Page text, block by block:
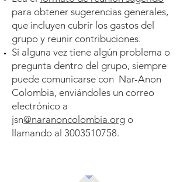
para obtener sugerencias generales,
que incluyen cubrir los gastos del
grupo y reunir contribuciones.
Si alguna vez tiene algún problema o
pregunta dentro del grupo, siempre
puede comunicarse con Nar-Anon
Colombia, enviándoles un correo
electrónico a
jsn@naranoncolombia.org o
llamando al 3003510758.